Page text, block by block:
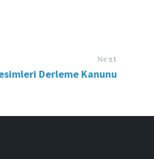
Next
Derleme Kanunu